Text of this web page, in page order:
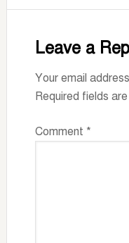
Interactions
Leave a
Your email
Required fields
Comment *